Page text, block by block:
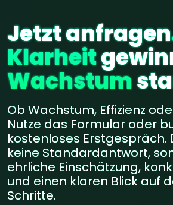
Jetzt anfragen
Klarheit
Wachstum
Ob Wachstum, Effizienz
Nutze das Formular oder
kostenloses Erstgespräch.
keine Standardantwort,
ehrliche Einschätzung,
und einen klaren Blick auf
Schritte.